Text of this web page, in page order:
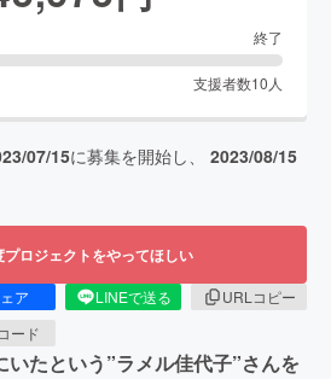
終了
支援者数10 人
07/15に募集を開始し、 2023/08/15
プロジェクトをやってほしい
ア LINEで送る
URLコピー
ード
たという”ラメル佳代子”さんを